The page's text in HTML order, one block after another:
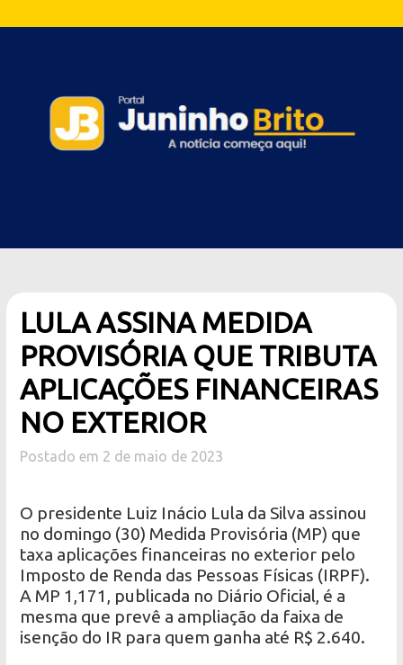
LULA ASSINA MEDIDA
PROVISÓRIA QUE TRIBUTA
APLICAÇÕES FINANCEIRAS
NO EXTERIOR
Postado em 2 de maio de 2023
O presidente Luiz Inácio Lula da Silva assinou
no domingo (30) Medida Provisória (MP) que
taxa aplicações financeiras no exterior pelo
Imposto de Renda das Pessoas Físicas (IRPF).
A MP 1,171, publicada no Diário Oficial, é a
mesma que prevê a ampliação da faixa de
isenção do IR para quem ganha até R$ 2.640.